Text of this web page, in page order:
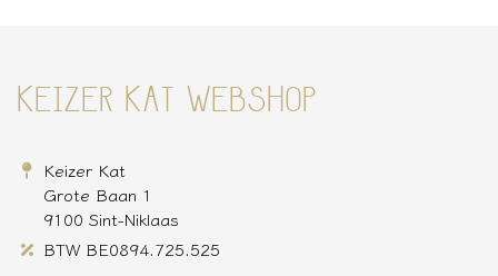
KEIZER KAT WEBSHOP
Keizer Kat
Grote Baan 1
9100 Sint-Niklaas
BTW BE0894.725.525